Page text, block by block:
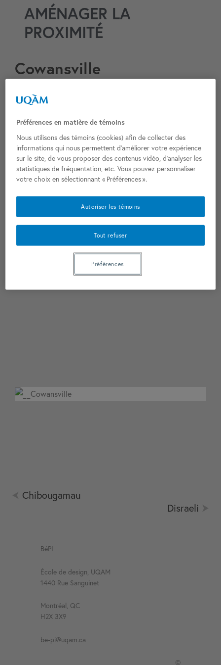
AMÉNAGER LA
PROXIMITÉ
Cowansville
Municipalité :
Adresse : 220 Pl. Municipale, Cowansville, QC J2K 1T4
Année de réalisation (état actuel) :1960
Concepteurs (état actuel) :N/D
Année de construction (immeuble d’origine) :
Concepteurs (immeuble d’origine) :
Chibougamau
Disraeli
BéPI
École de design, UQAM
1440 Rue Sanguinet
Montréal, QC
H2X 3X9
be-pi@uqam.ca
©
Préférences en matière de témoins
Nous utilisons des témoins (cookies) afin de collecter des
informations qui nous permettent d’améliorer votre expérience
sur le site, de vous proposer des contenus vidéo, d’analyser les
statistiques de fréquentation, etc. Vous pouvez personnaliser
votre choix en sélectionnant « Préférences ».
Tout refuser
Autoriser les témoins
Préférences